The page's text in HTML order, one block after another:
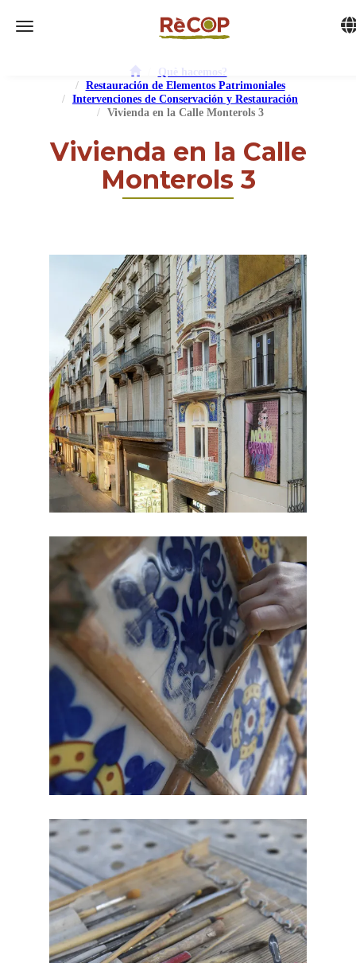
Toggle navigation
Què hacemos?
Restauración de Elementos Patrimoniales
Intervenciones de Conservación y Restauración
Vivienda en la Calle Monterols 3
Vivienda en la Calle
Monterols 3